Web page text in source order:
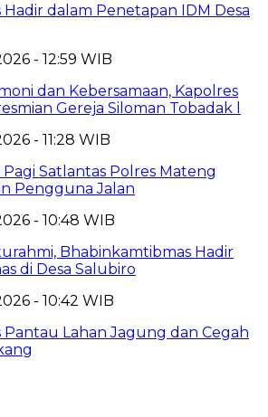
dalam Penetapan IDM Desa
- 12:59 WIB
dan Kebersamaan, Kapolres
Gereja Siloman Tobadak l
- 11:28 WIB
Satlantas Polres Mateng
Pengguna Jalan
- 10:48 WIB
Bhabinkamtibmas Hadir
di Desa Salubiro
- 10:42 WIB
Lahan Jagung dan Cegah